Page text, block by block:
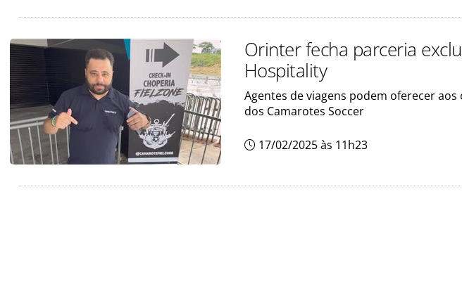
Orinter fecha parceria
Hospitality
Agentes de viagens podem oferecer
dos Camarotes Soccer
17/02/2025 às 11h23